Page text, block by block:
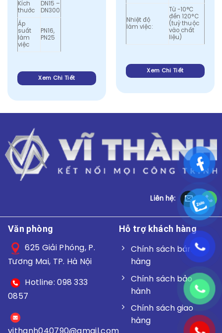
Kích
thước
DN15 –
DN300
Áp
suất
làm
việc
PN16,
PN25
Xem Chi Tiết
Nhiệt độ
làm việc:
Từ -10°C
đến 120°C
(tuỳ thuộc
vào chất
liệu)
Xem Chi Tiết
Liên hệ:
Văn phòng
625 Giải Phóng, P.
Tương Mai, TP. Hà Nội
Hotline: 098 333
0857
Hỗ trợ khách hàng
Chính sách bán
hàng
Chính sách bảo
hành
Chính sách giao
hàng